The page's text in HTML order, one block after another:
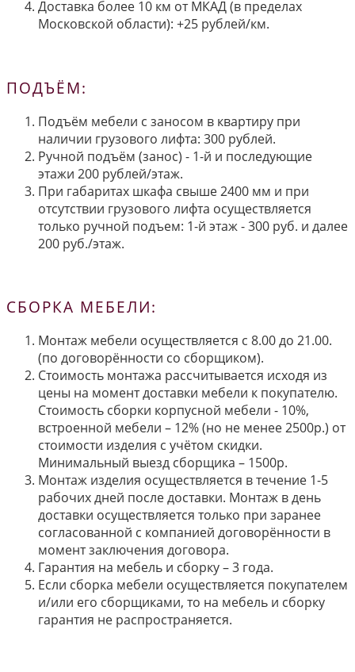
Доставка более 10 км от МКАД (в пределах
Московской области): +25 рублей/км.
ПОДЪЁМ:
Подъём мебели с заносом в квартиру при
наличии грузового лифта: 300 рублей.
Ручной подъём (занос) - 1-й и последующие
этажи 200 рублей/этаж.
При габаритах шкафа свыше 2400 мм и при
отсутствии грузового лифта осуществляется
только ручной подъем: 1-й этаж - 300 руб. и далее
200 руб./этаж.
СБОРКА МЕБЕЛИ:
Монтаж мебели осуществляется с 8.00 до 21.00.
(по договорённости со сборщиком).
Стоимость монтажа рассчитывается исходя из
цены на момент доставки мебели к покупателю.
Стоимость сборки корпусной мебели - 10%,
встроенной мебели – 12% (но не менее 2500р.) от
стоимости изделия с учётом скидки.
Минимальный выезд сборщика – 1500р.
Монтаж изделия осуществляется в течение 1-5
рабочих дней после доставки. Монтаж в день
доставки осуществляется только при заранее
согласованной с компанией договорённости в
момент заключения договора.
Гарантия на мебель и сборку – 3 года.
Если сборка мебели осуществляется покупателем
и/или его сборщиками, то на мебель и сборку
гарантия не распространяется.